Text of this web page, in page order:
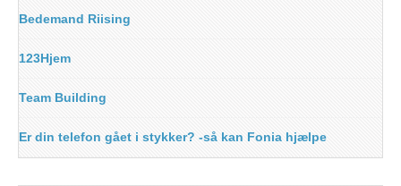
Bedemand Riising
123Hjem
Team Building
Er din telefon gået i stykker? -så kan Fonia hjælpe